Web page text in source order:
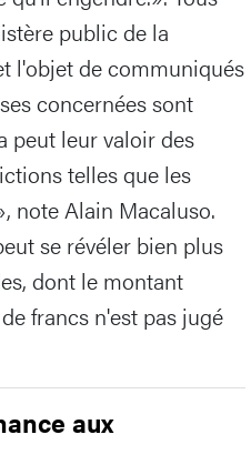
public de la
l'objet de communiqués
concernées sont
peut leur valoir des
telles que les
note Alain Macaluso.
se révéler bien plus
dont le montant
francs n'est pas jugé
aux